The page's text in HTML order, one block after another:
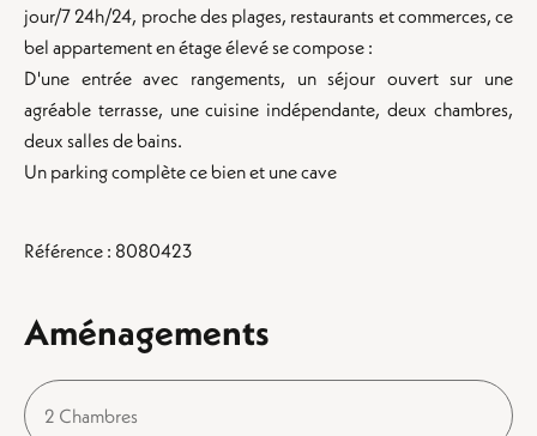
jour/7 24h/24, proche des plages, restaurants et commerces, ce
bel appartement en étage élevé se compose :
D'une entrée avec rangements, un séjour ouvert sur une
agréable terrasse, une cuisine indépendante, deux chambres,
deux salles de bains.
Un parking complète ce bien et une cave
Référence : 8080423
Aménagements
2 Chambres